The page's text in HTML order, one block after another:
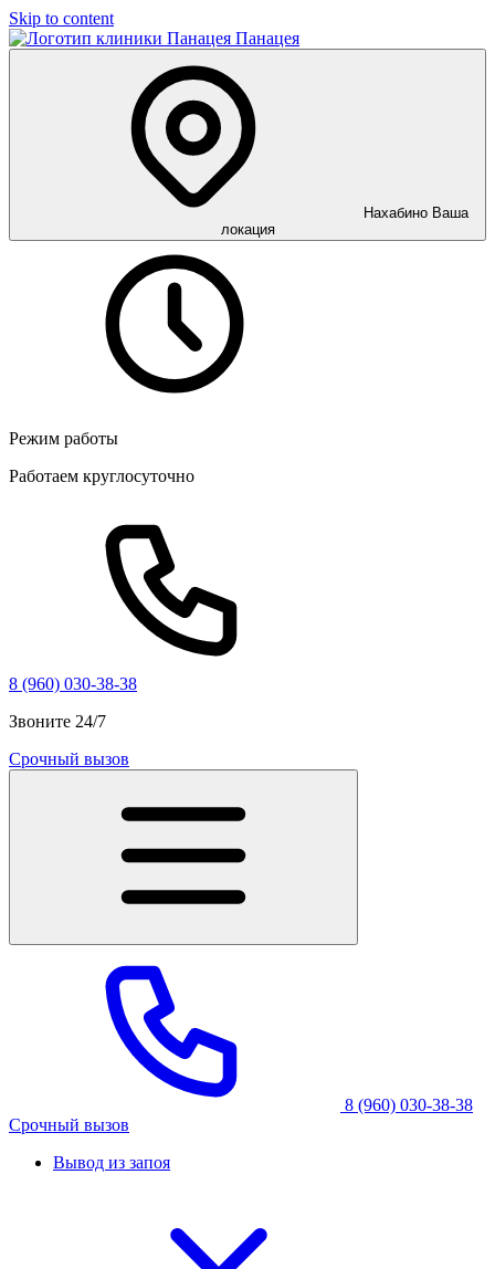
Skip to content
Панацея
Нахабино Ваша
локация
Режим работы
Работаем круглосуточно
8 (960) 030-38-38
Звоните 24/7
Срочный вызов
8 (960) 030-38-38
Срочный вызов
Вывод из запоя